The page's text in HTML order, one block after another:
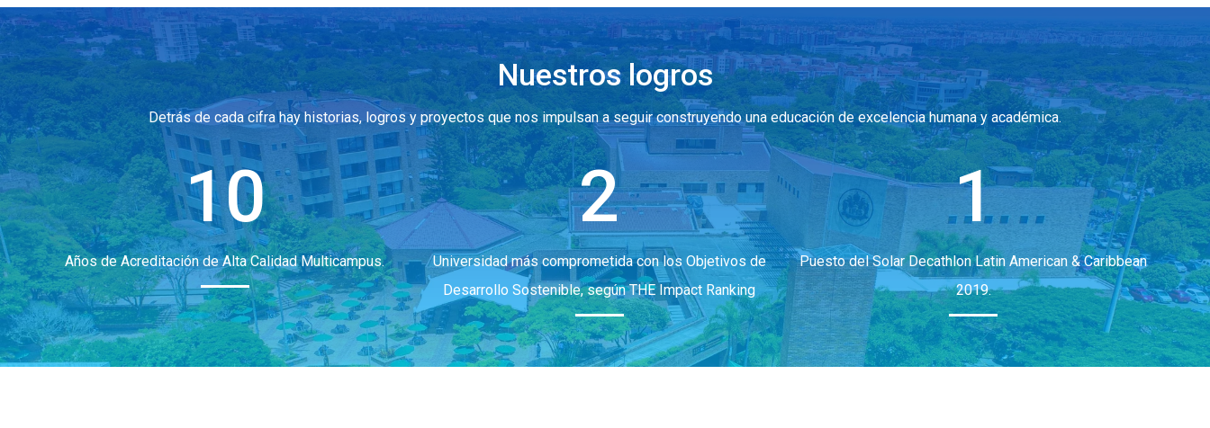
Nuestros logros
Detrás de cada cifra hay historias, logros y proyectos que nos impulsan a seguir construyendo una educación de excelencia humana y académica.
10
Años de Acreditación de Alta Calidad Multicampus.
2
Universidad más comprometida con los Objetivos de
Desarrollo Sostenible, según THE Impact Ranking
1
Puesto del Solar Decathlon Latin American & Caribbean
2019.